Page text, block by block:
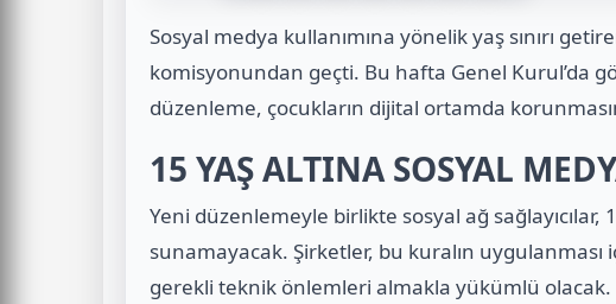
Sosyal medya kullanımına yönelik yaş sınırı
komisyonundan geçti. Bu hafta Genel Kurul’da
düzenleme, çocukların dijital ortamda
15 YAŞ ALTINA SOSYAL
Yeni düzenlemeyle birlikte sosyal ağ sağlayıcılar,
sunamayacak. Şirketler, bu kuralın
gerekli teknik önlemleri almakla yükümlü olacak.